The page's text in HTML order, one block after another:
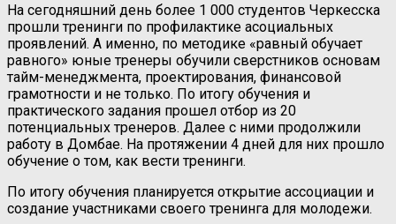
На сегодняшний день более 1 000 студентов Черкесска
прошли тренинги по профилактике асоциальных
проявлений. А именно, по методике «равный обучает
равного» юные тренеры обучили сверстников основам
тайм-менеджмента, проектирования, финансовой
грамотности и не только. По итогу обучения и
практического задания прошел отбор из 20
потенциальных тренеров. Далее с ними продолжили
работу в Домбае. На протяжении 4 дней для них прошло
обучение о том, как вести тренинги.
По итогу обучения планируется открытие ассоциации и
создание участниками своего тренинга для молодежи.